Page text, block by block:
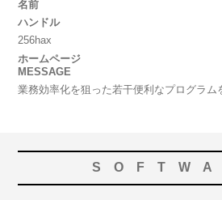
名前
ハンドル
256hax
ホームページ
MESSAGE
業務効率化を狙った若干便利なプログラム